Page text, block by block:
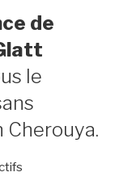
de
le